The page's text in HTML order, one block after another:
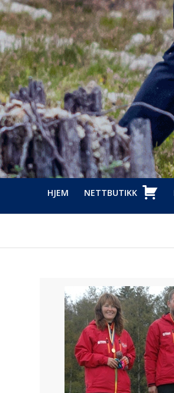
HJEM NETTBUTIKK